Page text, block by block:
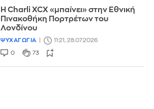
Η Charli XCX «μπαίνει» στην Εθνική
Πινακοθήκη Πορτρέτων του
Λονδίνου
ΨΥΧΑΓΩΓΙΑ 11:21, 28.07.2026
0 73